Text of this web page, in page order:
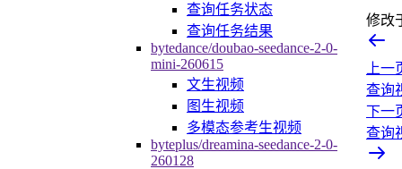
查询任务状态
查询任务结果
bytedance/doubao-seedance-2-0-
mini-260615
文生视频
图生视频
多模态参考生视频
byteplus/dreamina-seedance-2-0-
260128
修改
上一
查询
下一
查询